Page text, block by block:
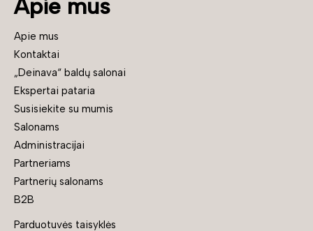
Apie mus
Apie mus
Kontaktai
„Deinava“ baldų salonai
Ekspertai pataria
Susisiekite su mumis
Salonams
Administracijai
Partneriams
Partnerių salonams
B2B
Parduotuvės taisyklės